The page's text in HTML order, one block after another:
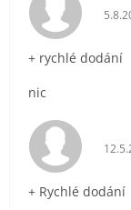
+ rychlé dodání
nic
+ Rychlé dodání